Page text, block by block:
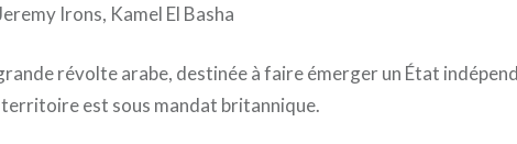
Irons, Kamel El Basha
révolte arabe, destinée à faire émerger un État
est sous mandat britannique.